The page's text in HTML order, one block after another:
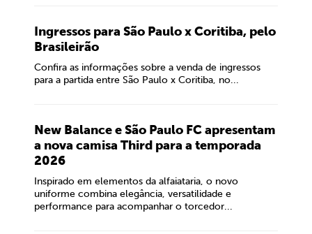
Ingressos para São Paulo x Coritiba, pelo
Brasileirão
Confira as informações sobre a venda de ingressos
para a partida entre São Paulo x Coritiba, no...
New Balance e São Paulo FC apresentam
a nova camisa Third para a temporada
2026
Inspirado em elementos da alfaiataria, o novo
uniforme combina elegância, versatilidade e
performance para acompanhar o torcedor...